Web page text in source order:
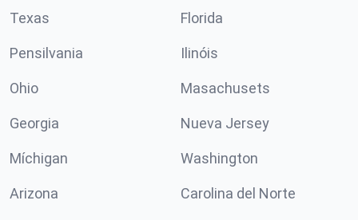
Texas Florida
Pensilvania Ilinóis
Ohio Masachusets
Georgia Nueva Jersey
Míchigan Washington
Arizona Carolina del Norte